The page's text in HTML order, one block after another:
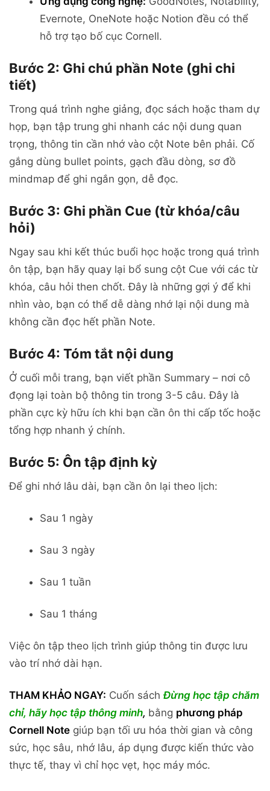
Evernote, OneNote hoặc Notion đều có thể
hỗ trợ tạo bố cục Cornell.
Bước 2: Ghi chú phần Note (ghi chi
tiết)
Trong quá trình nghe giảng, đọc sách hoặc tham dự
họp, bạn tập trung ghi nhanh các nội dung quan
trọng, thông tin cần nhớ vào cột Note bên phải. Cố
gắng dùng bullet points, gạch đầu dòng, sơ đồ
mindmap để ghi ngắn gọn, dễ đọc.
Bước 3: Ghi phần Cue (từ khóa/câu
hỏi)
Ngay sau khi kết thúc buổi học hoặc trong quá trình
ôn tập, bạn hãy quay lại bổ sung cột Cue với các từ
khóa, câu hỏi then chốt. Đây là những gợi ý để khi
nhìn vào, bạn có thể dễ dàng nhớ lại nội dung mà
không cần đọc hết phần Note.
Bước 4: Tóm tắt nội dung
Ở cuối mỗi trang, bạn viết phần Summary – nơi cô
đọng lại toàn bộ thông tin trong 3-5 câu. Đây là
phần cực kỳ hữu ích khi bạn cần ôn thi cấp tốc hoặc
tổng hợp nhanh ý chính.
Bước 5: Ôn tập định kỳ
Để ghi nhớ lâu dài, bạn cần ôn lại theo lịch:
Sau 1 ngày
Sau 3 ngày
Sau 1 tuần
Sau 1 tháng
Việc ôn tập theo lịch trình giúp thông tin được lưu
vào trí nhớ dài hạn.
THAM KHẢO NGAY: Cuốn sáchĐừng học tập chăm
chỉ, hãy học tập thông minh, bằng phương pháp
Cornell Note giúp bạn tối ưu hóa thời gian và công
sức, học sâu, nhớ lâu, áp dụng được kiến thức vào
thực tế, thay vì chỉ học vẹt, học máy móc.